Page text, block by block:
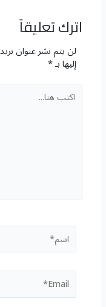
اترك تعليقاً
لن يتم نشر عنوان
إليها بـ*
اكتب
هنا...
اسم*
Email*